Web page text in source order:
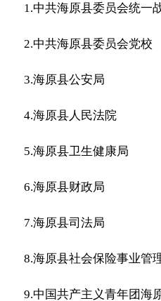
1.中共海原县委员会统一
2.中共海原县委员会党校
3.海原县公安局
4.海原县人民法院
5.海原县卫生健康局
6.海原县财政局
7.海原县司法局
8.海原县社会保险事业管
9.中国共产主义青年团海